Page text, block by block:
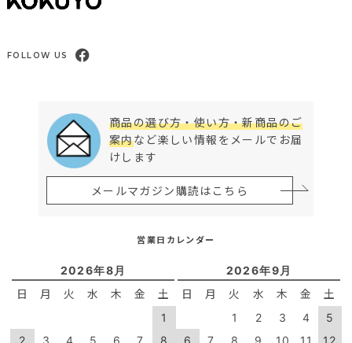
FOLLOW US
商品の選び方・使い方・新商品のご
案内など楽しい情報をメールでお届
けします
メールマガジン購読はこちら
営業日カレンダー
2026年8月
日 月 火 水 木 金 土
1
2
3 4 5 6 7
8
2026年9月
日 月 火 水 木 金 土
1 2 3 4
5
6
7 8 9 10 11
12